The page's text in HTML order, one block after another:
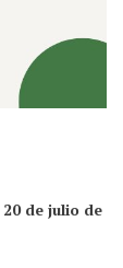
20 de julio de